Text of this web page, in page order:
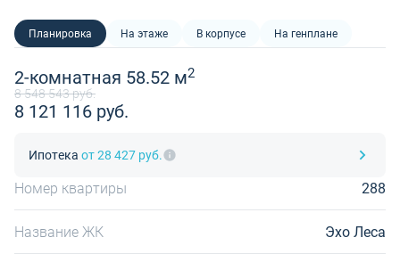
Планировка На этаже В корпусе На генплане
2-комнатная 58.52 м2
8 548 543 руб.
8 121 116 руб.
Ипотека от 28 427 руб.
Номер квартиры 288
Название ЖК Эхо Леса